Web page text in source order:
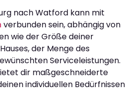
nach Watford kann mit
verbunden sein, abhängig von
wie der Größe deiner
der Menge des
Serviceleistungen.
dir maßgeschneiderte
individuellen Bedürfnissen